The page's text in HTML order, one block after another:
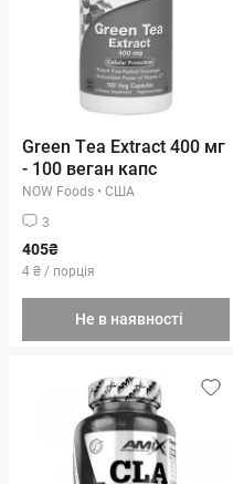
Green Tea Extract 400 мг
- 100 веган капс
NOW Foods • США
3
405₴
4 ₴ / порція
Не в наявності